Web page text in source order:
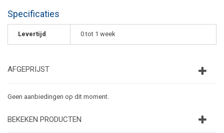
Specificaties
Levertijd 0 tot 1 week
AFGEPRIJST
Geen aanbiedingen op dit moment.
BEKEKEN PRODUCTEN